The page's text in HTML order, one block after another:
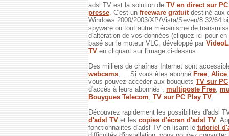
adsl TV est la solution de TV en direct sur
presse . C'est un freeware gratuit destiné aux
Windows 2000/2003/XP/Vista/Seven/8 32/64
spyware ou tout autre mécanisme de
d'altération de vos données (cliquez ici pour
basé sur le moteur VLC, développé par
TV en cliquant sur l'image ci-dessus.
Des milliers de chaînes Internet sont
webcams , ... Si vous êtes abonné Free Alice
vous pouvez accéder aux bouquets TV sur PC
d'accès à leurs abonnés : multiposte Free
Bouygues Telecom TV sur PC Play TV
Découvrez rapidement les possibilités d'adsl
d'adsl TV et les copies d'écran d'adsl TV .
fonctionnalités d'adsl TV en lisant le tutoriel